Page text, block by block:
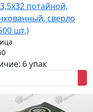
потайной,
сверло
шт.)
6 упак